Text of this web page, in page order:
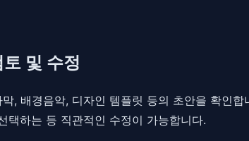
및 수정
, 배경음악, 디자인 템플릿 등의 초안을 확인
택하는 등 직관적인 수정이 가능합니다.